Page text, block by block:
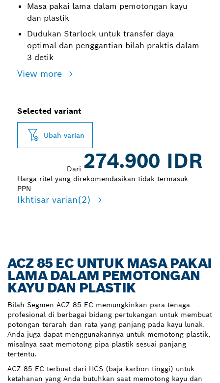
Masa pakai lama dalam pemotongan kayu
dan plastik
Dudukan Starlock untuk transfer daya
optimal dan penggantian bilah praktis dalam
3 detik
View more
Selected variant
Ubah varian
Dari 274.900 IDR
Harga ritel yang direkomendasikan tidak termasuk
PPN
Ikhtisar varian(2)
ACZ 85 EC UNTUK MASA PAKAI
LAMA DALAM PEMOTONGAN
KAYU DAN PLASTIK
Bilah Segmen ACZ 85 EC memungkinkan para tenaga
profesional di berbagai bidang pertukangan untuk membuat
potongan terarah dan rata yang panjang pada kayu lunak.
Anda juga dapat menggunakannya untuk memotong plastik,
misalnya saat memotong pipa plastik sesuai panjang
tertentu.
ACZ 85 EC terbuat dari HCS (baja karbon tinggi) untuk
ketahanan yang Anda butuhkan saat memotong kayu dan